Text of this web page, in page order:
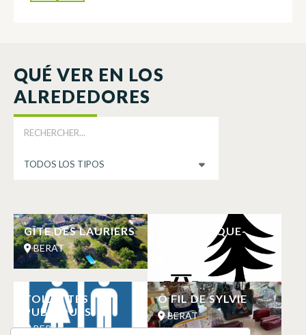
QUÉ VER EN LOS
ALREDEDORES
GÎTE DES LAURIERS
BERAT
AIRE DE PIQUE-
TOILETTES
PUBLIQUES
BERAT
Ô FIL DE SYLVIE
BERAT